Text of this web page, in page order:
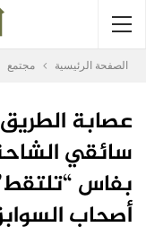
الصفحة الرئيسية مجتمع
عصابة
سائقي
بفاس
أصحاب